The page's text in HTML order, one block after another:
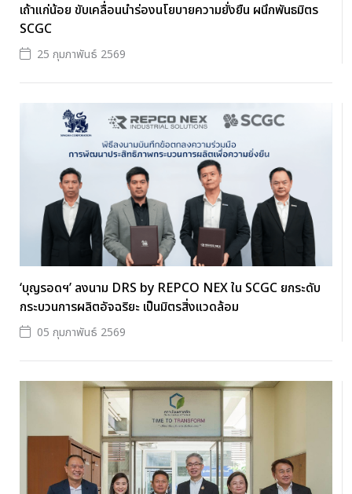
เถ้าแก่น้อย ขับเคลื่อนนำร่องนโยบายความยั่งยืน ผนึกพันธมิตร
SCGC
25 กุมภาพันธ์ 2569
‘บุญรอดฯ’ ลงนาม DRS by REPCO NEX ใน SCGC ยกระดับ
กระบวนการผลิตอัจฉริยะ เป็นมิตรสิ่งแวดล้อม
05 กุมภาพันธ์ 2569